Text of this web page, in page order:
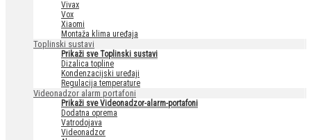
Vivax
Vox
Xiaomi
Montaža klima uređaja
Toplinski sustavi
Prikaži sve Toplinski sustavi
Dizalica topline
Kondenzacijski uređaji
Regulacija temperature
Videonadzor alarm portafoni
Prikaži sve Videonadzor-alarm-portafoni
Dodatna oprema
Vatrodojava
Videonadzor